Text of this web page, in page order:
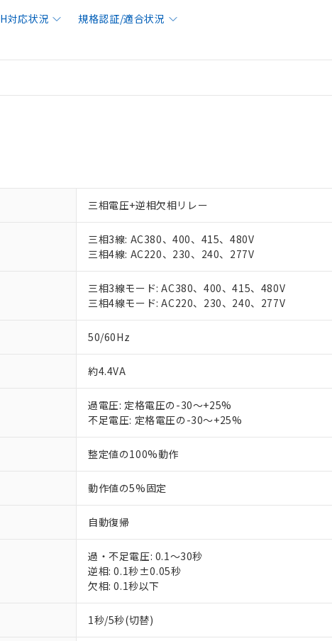
対応状況 規格認証/適合状況
三相電圧+逆相欠相リレー
三相3線: AC380、400、415、480V
三相4線: AC220、230、240、277V
三相3線モード: AC380、400、415、480V
三相4線モード: AC220、230、240、277V
50/60Hz
約4.4VA
過電圧: 定格電圧の-30～+25%
不足電圧: 定格電圧の-30～+25%
整定値の100%動作
動作値の5%固定
自動復帰
過・不足電圧: 0.1～30秒
逆相: 0.1秒±0.05秒
欠相: 0.1秒以下
1秒/5秒(切替)